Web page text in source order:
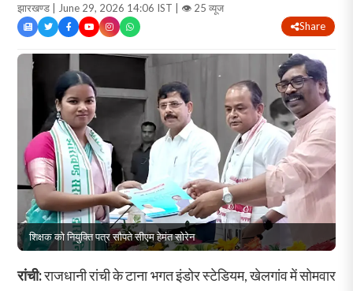
झारखण्ड | June 29, 2026 14:06 IST | 👁 25 व्यूज
Share
शिक्षक को नियुक्ति पत्र सौपते सीएम हेमंत सोरेन
रांची:राजधानी रांची के टाना भगत इंडोर स्टेडियम, खेलगांव में सोमवार